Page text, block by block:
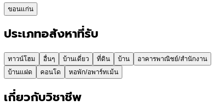
ขอนแก่น
ประเภทอสังหาที่รับ
ทาวน์โฮม อื่นๆ บ้านเดี่ยว ที่ดิน บ้าน
อาคารพาณิชย์/สำนักงาน
บ้านแฝด
คอนโด หอพัก/อพาร์ทเม้น
เกี่ยวกับวิชาชีพ